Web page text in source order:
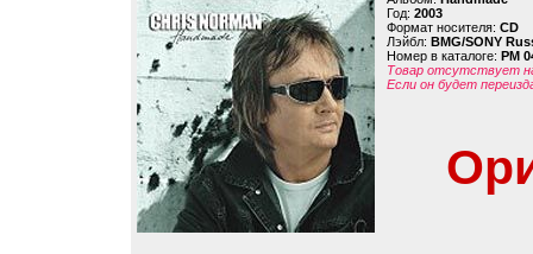
Год: 2003
Формат носителя: CD
Лэйбл: BMG/SONY
Номер в каталоге: PM
Товар отсутствует
Если он будет